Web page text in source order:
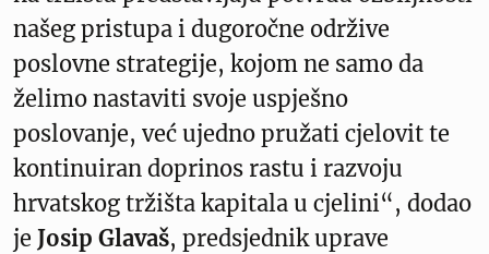
našeg pristupa i dugoročne održive
poslovne strategije, kojom ne samo da
želimo nastaviti svoje uspješno
poslovanje, već ujedno pružati cjelovit te
kontinuiran doprinos rastu i razvoju
hrvatskog tržišta kapitala u cjelini“, dodao
je Josip Glavaš, predsjednik uprave